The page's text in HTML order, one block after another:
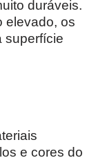
duráveis.
elevado, os
superfície
e cores do